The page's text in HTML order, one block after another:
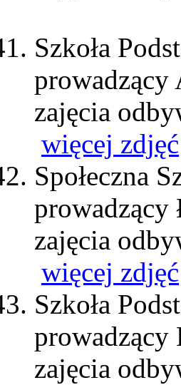
Szkoła
prowadzący
zajęcia
więcej zdjęć
Społeczna
zajęcia
więcej zdjęć
Szkoła
prowadzący
zajęcia